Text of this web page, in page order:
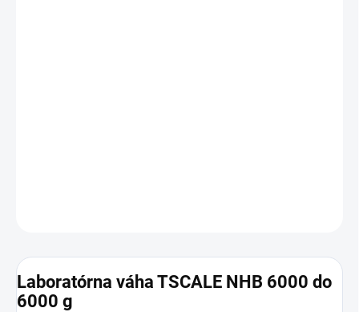
Laboratórna váha TSCALE NHB 6000 do
6000 g